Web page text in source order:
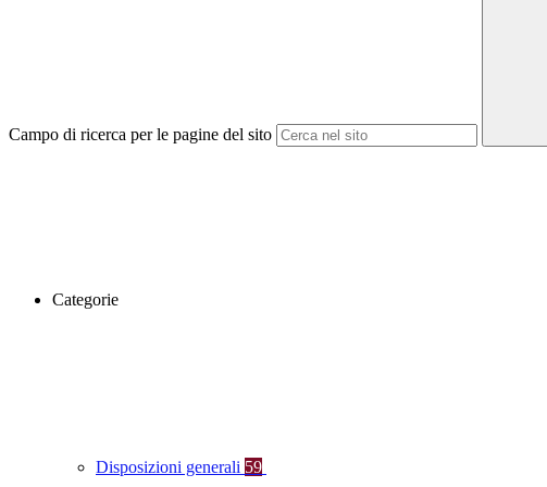
Campo di ricerca per le pagine del sito
Categorie
Disposizioni generali 59